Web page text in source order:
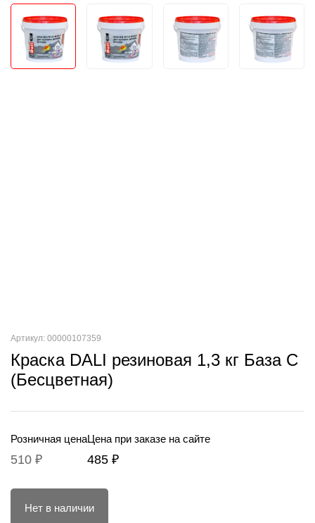
Артикул: 00000107359
Краска DALI резиновая 1,3 кг База С
(Бесцветная)
Розничная цена
510 ₽
Цена при заказе на сайте
485 ₽
Нет в наличии